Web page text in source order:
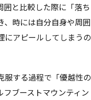
囲と比較した際に「落ち
、時には自分自身や周囲
にアピールしてしまうの
服する過程で「優越性の
ブーストマウンティン